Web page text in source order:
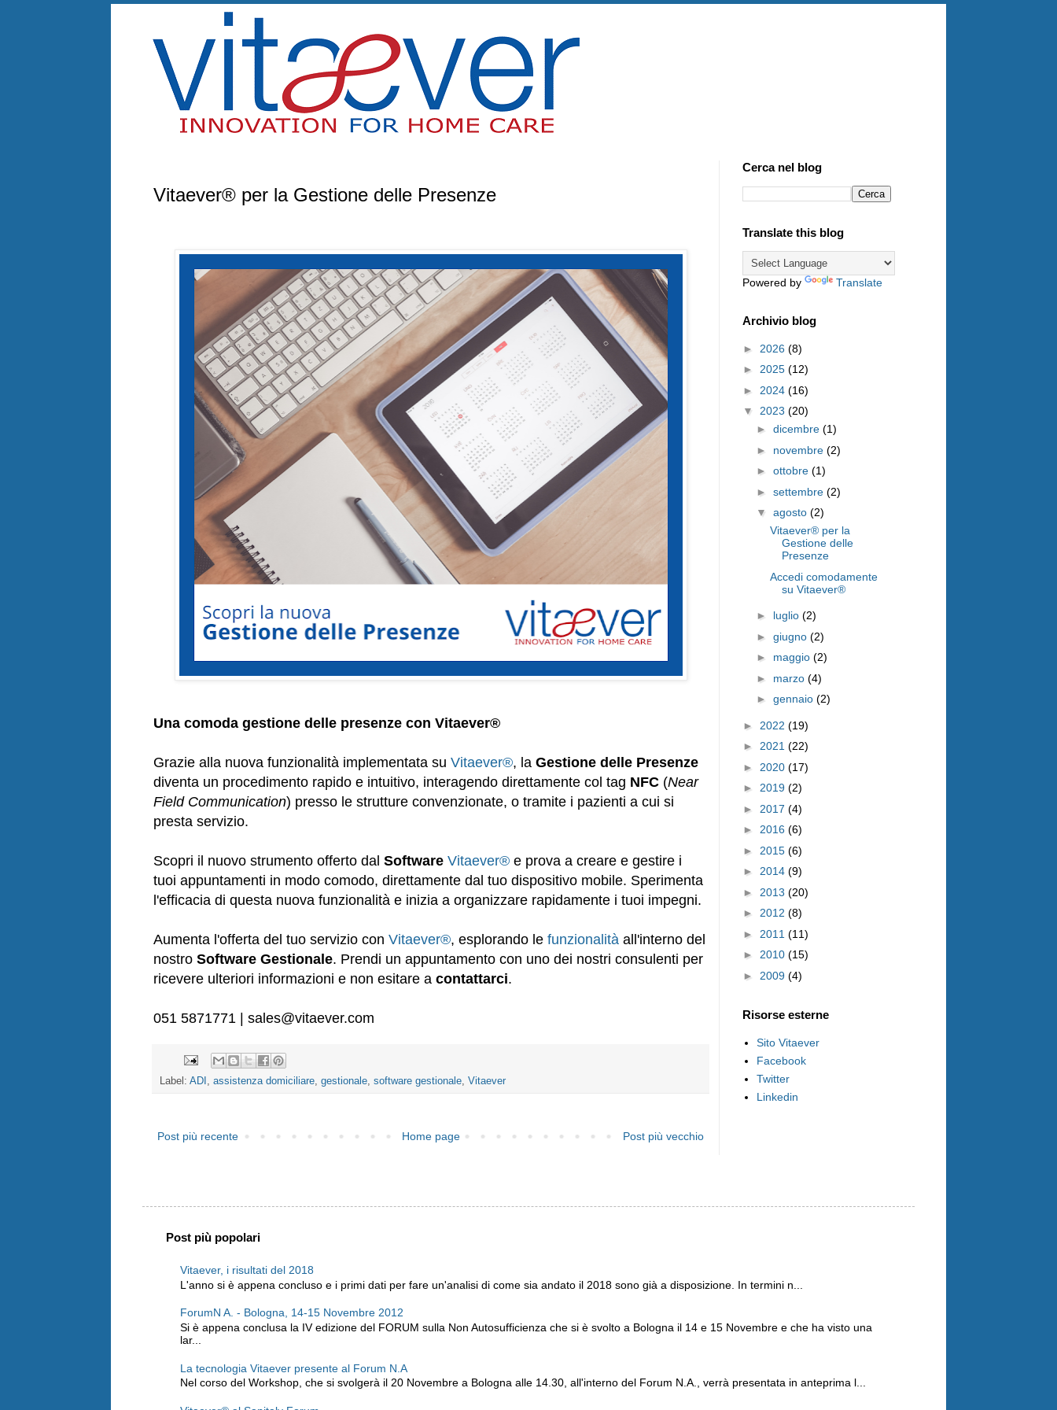
Vitaever® per la Gestione delle Presenze
Una comoda gestione delle presenze con Vitaever®
Grazie alla nuova funzionalità implementata su Vitaever®, la Gestione delle Presenze
diventa un procedimento rapido e intuitivo, interagendo direttamente col tag NFC (Near
Field Communication) presso le strutture convenzionate, o tramite i pazienti a cui si
presta servizio.
Scopri il nuovo strumento offerto dal Software Vitaever® e prova a creare e gestire i
tuoi appuntamenti in modo comodo, direttamente dal tuo dispositivo mobile. Sperimenta
l'efficacia di questa nuova funzionalità e inizia a organizzare rapidamente i tuoi impegni.
Aumenta l'offerta del tuo servizio con Vitaever®, esplorando le funzionalità all'interno del
nostro Software Gestionale. Prendi un appuntamento con uno dei nostri consulenti per
ricevere ulteriori informazioni e non esitare a contattarci.
051 5871771 | sales@vitaever.com
Label: ADI , assistenza domiciliare, gestionale, software gestionale, Vitaever
Post più recente Post più vecchio
Home page
Cerca nel blog
Translate this blog
Powered by Translate
Archivio blog
► 2026 (8)
► 2025 (12)
► 2024 (16)
▼ 2023 (20)
► dicembre (1)
► novembre (2)
► ottobre (1)
► settembre (2)
▼ agosto (2)
Vitaever® per la
Gestione delle
Presenze
Accedi comodamente
su Vitaever®
► luglio (2)
► giugno (2)
► maggio (2)
► marzo (4)
► gennaio (2)
► 2022 (19)
► 2021 (22)
► 2020 (17)
► 2019 (2)
► 2017 (4)
► 2016 (6)
► 2015 (6)
► 2014 (9)
► 2013 (20)
► 2012 (8)
► 2011 (11)
► 2010 (15)
► 2009 (4)
Risorse esterne
Sito Vitaever
Facebook
Twitter
Linkedin
Post più popolari
Vitaever, i risultati del 2018
L'anno si è appena concluso e i primi dati per fare un'analisi di come sia andato il 2018 sono già a disposizione. In termini n...
ForumN A. - Bologna, 14-15 Novembre 2012
Si è appena conclusa la IV edizione del FORUM sulla Non Autosufficienza che si è svolto a Bologna il 14 e 15 Novembre e che ha visto una
lar...
La tecnologia Vitaever presente al Forum N.A
Nel corso del Workshop, che si svolgerà il 20 Novembre a Bologna alle 14.30, all'interno del Forum N.A., verrà presentata in anteprima l...